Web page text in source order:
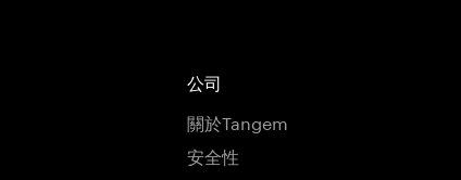
公司
關於Tangem
安全性